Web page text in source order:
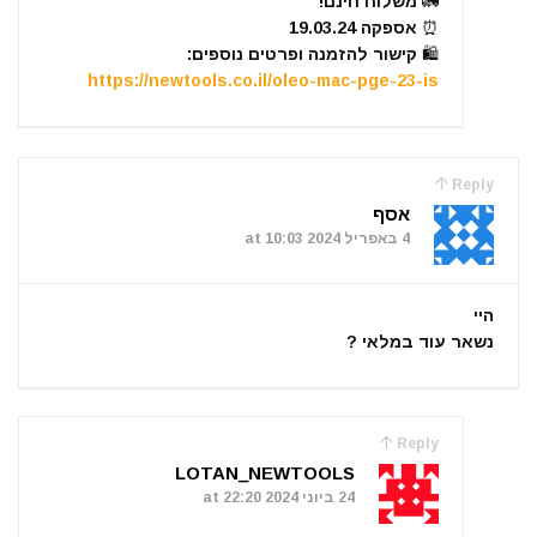
⏰️ אספקה 19.03.24
🛍 קישור להזמנה ופרטים נוספים:
https://newtools.co.il/oleo-mac-pge-23-is
Reply
אסף
4 באפריל 2024 at 10:03
היי
נשאר עוד במלאי ?
Reply
LOTAN_NEWTOOLS
24 ביוני 2024 at 22:20